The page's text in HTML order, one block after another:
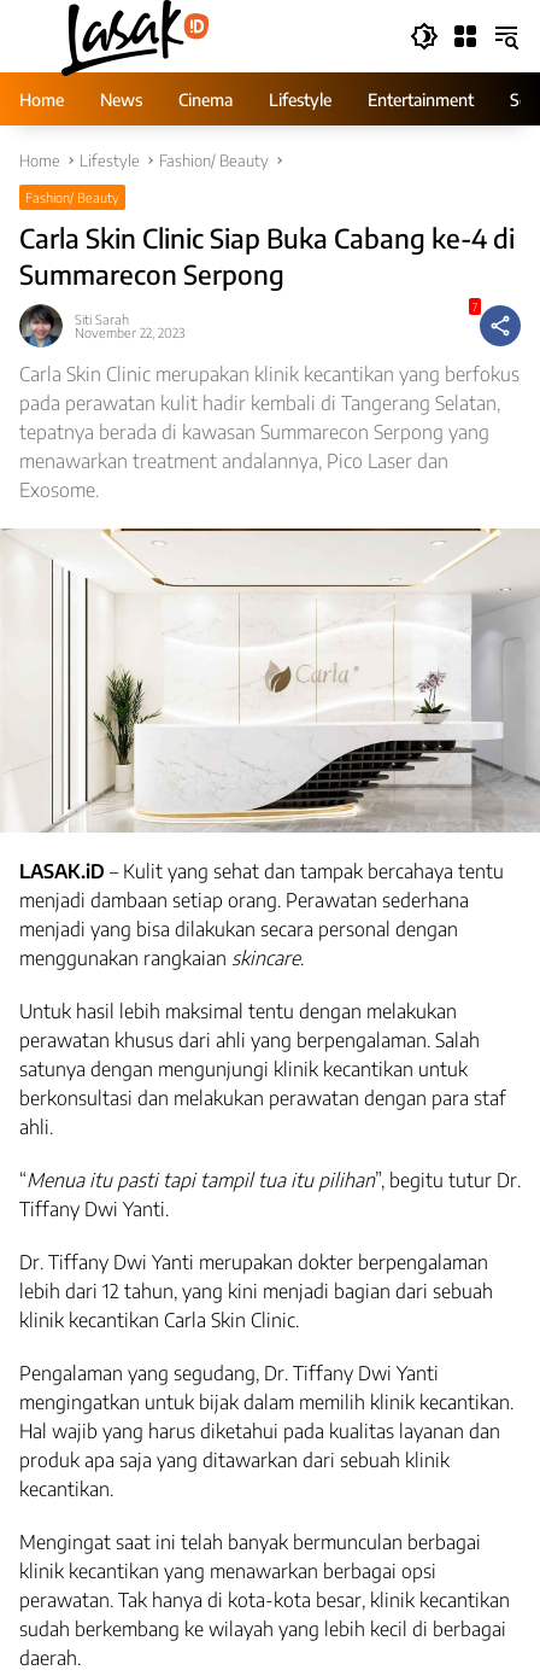
Home
News Cinema Lifestyle Entertainment
Home Lifestyle Fashion/ Beauty
Fashion/ Beauty
Carla Skin Clinic Siap Buka Cabang ke-4 di
Summarecon Serpong
Siti Sarah
November 22, 2023
7
Carla Skin Clinic merupakan klinik kecantikan yang berfokus
pada perawatan kulit hadir kembali di Tangerang Selatan,
tepatnya berada di kawasan Summarecon Serpong yang
menawarkan treatment andalannya, Pico Laser dan
Exosome.
LASAK.iD – Kulit yang sehat dan tampak bercahaya tentu
menjadi dambaan setiap orang. Perawatan sederhana
menjadi yang bisa dilakukan secara personal dengan
menggunakan rangkaian skincare.
Untuk hasil lebih maksimal tentu dengan melakukan
perawatan khusus dari ahli yang berpengalaman. Salah
satunya dengan mengunjungi klinik kecantikan untuk
berkonsultasi dan melakukan perawatan dengan para staf
ahli.
“Menua itu pasti tapi tampil tua itu pilihan”, begitu tutur Dr.
Tiffany Dwi Yanti.
Dr. Tiffany Dwi Yanti merupakan dokter berpengalaman
lebih dari 12 tahun, yang kini menjadi bagian dari sebuah
klinik kecantikan Carla Skin Clinic.
Pengalaman yang segudang, Dr. Tiffany Dwi Yanti
mengingatkan untuk bijak dalam memilih klinik kecantikan.
Hal wajib yang harus diketahui pada kualitas layanan dan
produk apa saja yang ditawarkan dari sebuah klinik
kecantikan.
Mengingat saat ini telah banyak bermunculan berbagai
klinik kecantikan yang menawarkan berbagai opsi
perawatan. Tak hanya di kota-kota besar, klinik kecantikan
sudah berkembang ke wilayah yang lebih kecil di berbagai
daerah.